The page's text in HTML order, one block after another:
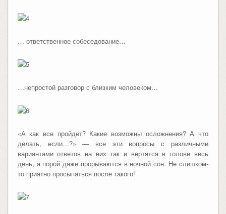
… ответственное собеседование…
…непростой разговор с близким человеком…
«А как все пройдет? Какие возможны осложнения? А что
делать, если…?» — все эти вопросы с различными
вариантами ответов на них так и вертятся в голове весь
день, а порой даже прорываются в ночной сон. Не слишком-
то приятно просыпаться после такого!